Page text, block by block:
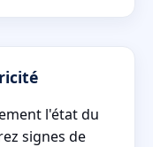
l'état du
signes de